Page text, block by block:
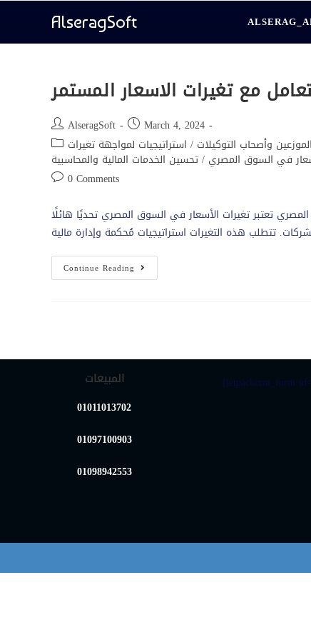
AlseragSoft
مع تغيرات الاسعار المستمر
AlseragSoft
March 4, 2024
وأصحاب التوكيلات / استراتيجيات لمواجهة تغيرات
في السوق المصري /تحسين الخدمات المالية والمحاسبية
0 Comments
تعتبر تغيرات الأسعار في السوق المصري تحديًا هائلًا
Continue Reading
المبيعات
01011013702
01097100903
01098942553
[jetpackcrm_form